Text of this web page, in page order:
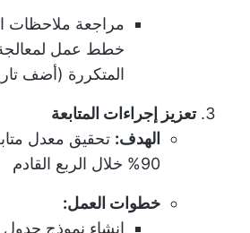
مراجعة ملاحظات
خطط عمل
المتكررة (أضف
تعزيز إجراءات المتابعة
الهدف: تحقيق معدل
90% خلال الربع القادم
خطوات العمل:
إنشاء نموذج جدول